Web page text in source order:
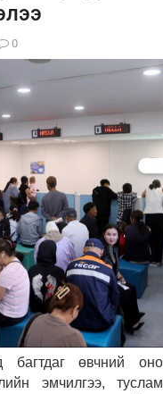
0
багтдаг өвчний
эмчилгээ,